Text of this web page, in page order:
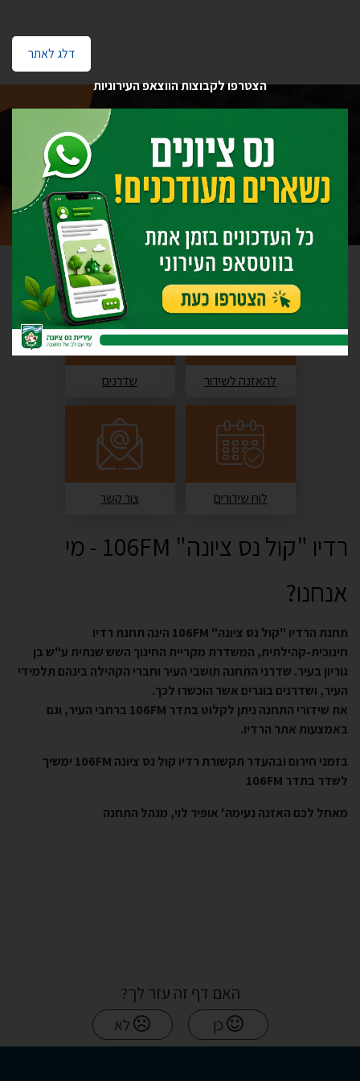
הצטרפו לקבוצות הווצאפ העירוניות
דלג לאתר
רדיו קול נס ציונה 106FM
רדיו "קול נס ציונה" 106FM - מי
אנחנו?
תחנת הרדיו "קול נס ציונה" 106FM הינה תחנת רדיו
חינוכית-קהילתית, המשדרת מקריית החינוך השש שנתית ע"ש בן
גוריון בעיר. שדרני התחנה תושבי העיר וחברי הקהילה בינהם תלמידי
העיר, ושדרנים בוגרים אשר הוכשרו לכך.
את שידורי התחנה ניתן לקלוט בתדר 106FM ברחבי העיר, וגם
באמצעות אתר הרדיו.
בזמני חירום ובהעדר תקשורת רדיו קול נס ציונה 106FM ימשיך
לשדר בתדר 106FM
מאחל לכם האזנה נעימה' אופיר לוי, מנהל התחנה
להאזנה לשידור שדרנים
לוח שידורים צור קשר
האם דף זה עזר לך?
כן לא